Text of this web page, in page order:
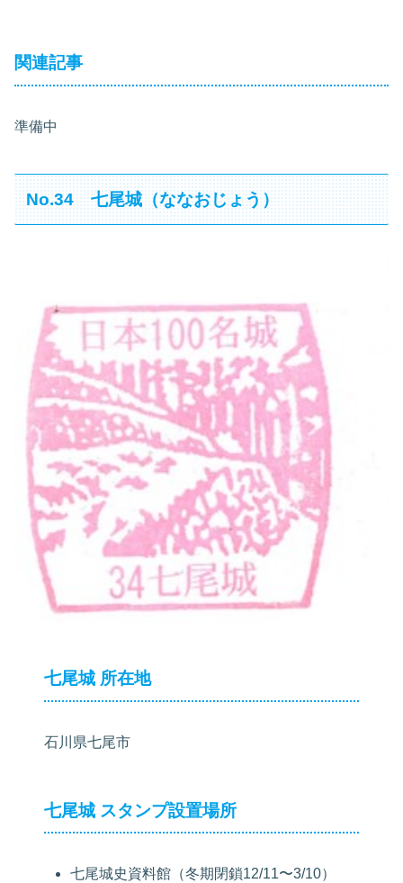
関連記事
準備中
No.34 七尾城（ななおじょう）
七尾城 所在地
石川県七尾市
七尾城 スタンプ設置場所
七尾城史資料館（冬期閉鎖12/11〜3/10）